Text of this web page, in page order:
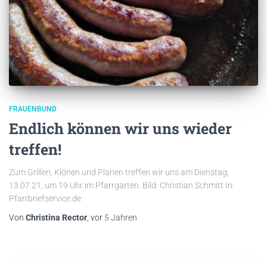
FRAUENBUND
Endlich können wir uns wieder
treffen!
Zum Grillen, Klönen und Planen treffen wir uns am Dienstag,
13.07.21, um 19 Uhr im Pfarrgarten. Bild: Christian Schmitt In:
Pfarrbriefservice.de
Von Christina Rector, vor 5 Jahren